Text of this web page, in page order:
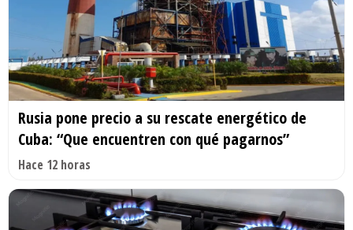
Rusia pone precio a su rescate energético de
Cuba: “Que encuentren con qué pagarnos”
Hace 12 horas